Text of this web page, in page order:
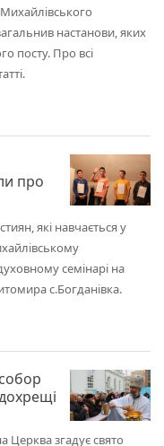
настанови, яких
посту. Про всі
про
які навчається у
семінарі на
с.Богданівка.
згадує свято